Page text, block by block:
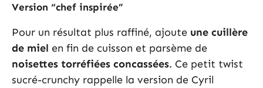
Version “chef inspirée”
Pour un résultat plus raffiné, ajoute une cuillère
de miel en fin de cuisson et parsème de
noisettes torréfiées concassées. Ce petit twist
sucré-crunchy rappelle la version de Cyril